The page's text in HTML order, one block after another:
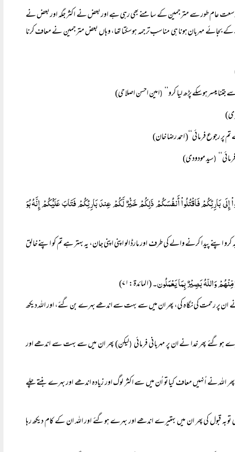
عام طور سے مترجمین کے سامنے بھی رہی ہے اور بعض نے اکثر جگہ اور بعض نے
بجائے مہربان ہونا ہی مناسب ترجمہ ہوسکتا تھا، وہاں بعض مترجمین نے معاف کرنا
میسر ہوسکے پڑھ لیا کرو‘‘ (امین احسن اصلاحی)
پر رجوع فرمائی‘‘(احمد رضا خان)
(سید مودودی)
بَارِئِکُمْ فَاقْتُلُواْ أَنفُسَکُمْ ذَلِکُمْ خَیْْرٌ لَّکُمْ عِندَ بَارِئِکُمْ فَتَابَ عَلَیْْکُمْ إِنَّہُ ہُوَ
اپنے پیدا کرنے والے کی طرف اور مارڈالو اپنی اپنی جان، یہ بہتر ہے تم کو اپنے خالق
(المائدۃ:۷۱)
نے ان پر رحمت کی نگاہ کی، پھر ان میں سے بہت سے اندھے بہرے بن گئے، اور اللہ دیکھ
گئے پھر خدا نے ان پر مہربانی فرمائی (لیکن) پھر ان میں سے بہت سے اندھے اور
اللہ نے اُنہیں معاف کیا تو اُن میں سے اکثر لوگ اور زیادہ اندھے اور بہرے بنتے چلے
توبہ قبول کی پھر ان میں بہتیرے اندھے اور بہرے ہوگئے اور اللہ ان کے کام دیکھ رہا